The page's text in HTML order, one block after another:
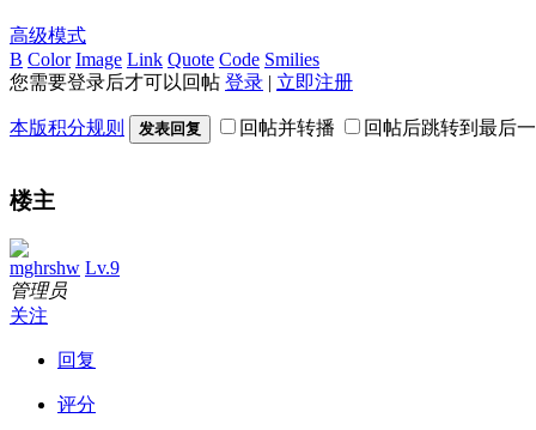
高级模式
B Color Image Link Quote Code Smilies
您需要登录后才可以回帖 登录 | 立即注册
本版积分规则 发表回复 回帖并转播 回帖后跳转到最后
楼主
mghrshw Lv.9
管理员
关注
回复
评分